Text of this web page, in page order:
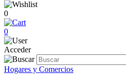
0
0
Acceder
Hogares y Comercios